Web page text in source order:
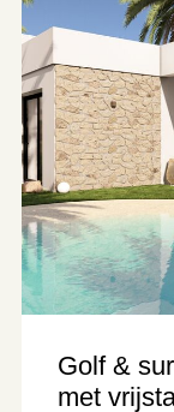
Golf &
met